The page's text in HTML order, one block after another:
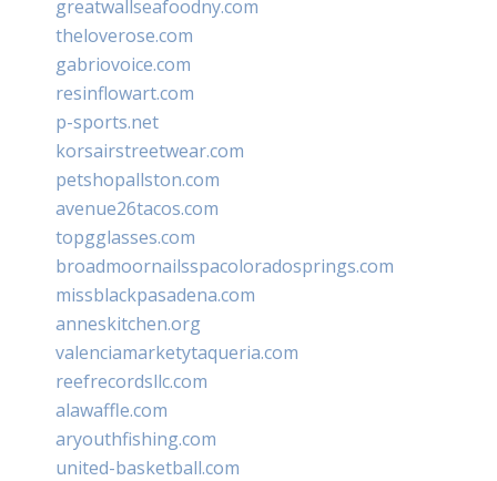
greatwallseafoodny.com
theloverose.com
gabriovoice.com
resinflowart.com
p-sports.net
korsairstreetwear.com
petshopallston.com
avenue26tacos.com
topgglasses.com
broadmoornailsspacoloradosprings.com
missblackpasadena.com
anneskitchen.org
valenciamarketytaqueria.com
reefrecordsllc.com
alawaffle.com
aryouthfishing.com
united-basketball.com